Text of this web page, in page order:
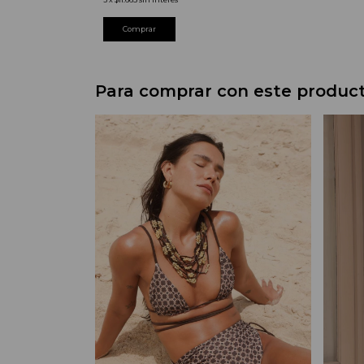
Comprar
Para comprar con este